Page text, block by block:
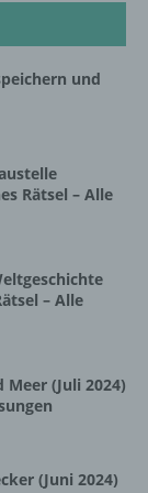
und
Rätsel – Alle
– Alle
(Juli 2024)
(Juni 2024)
die
das
der
die
Ziel, ihre